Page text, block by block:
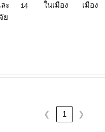
ะ
ย
14 ในเมือง เมือง
❮ 1 ❯